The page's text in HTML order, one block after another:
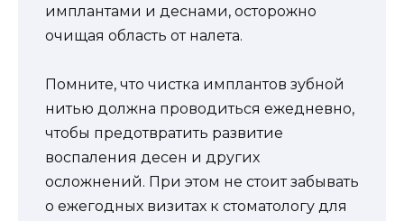
имплантами и деснами, осторожно
очищая область от налета.
Помните, что чистка имплантов зубной
нитью должна проводиться ежедневно,
чтобы предотвратить развитие
воспаления десен и других
осложнений. При этом не стоит забывать
о ежегодных визитах к стоматологу для